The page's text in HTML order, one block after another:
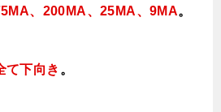
、200MA、25MA、9MA。
て下向き 。